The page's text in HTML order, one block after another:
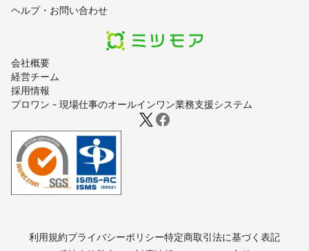
会社概要
経営チーム
採用情報
プロワン - 現場仕事のオールインワン業務支援システム
ヘルプ・お問い合わせ
利用規約プライバシーポリシー特定商取引法に基づく表記